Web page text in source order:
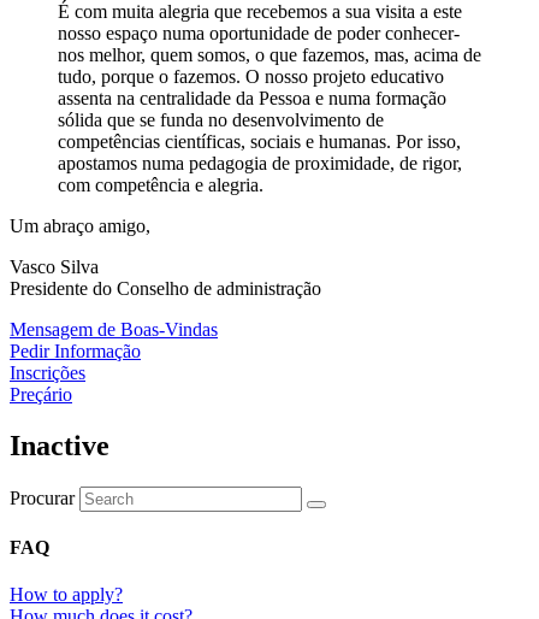
É com muita alegria que recebemos a sua visita a este
nosso espaço numa oportunidade de poder conhecer-
nos melhor, quem somos, o que fazemos, mas, acima de
tudo, porque o fazemos. O nosso projeto educativo
assenta na centralidade da Pessoa e numa formação
sólida que se funda no desenvolvimento de
competências científicas, sociais e humanas. Por isso,
apostamos numa pedagogia de proximidade, de rigor,
com competência e alegria.
Um abraço amigo,
Vasco Silva
Presidente do Conselho de administração
Mensagem de Boas-Vindas
Pedir Informação
Inscrições
Preçário
Inactive
Procurar
FAQ
How to apply?